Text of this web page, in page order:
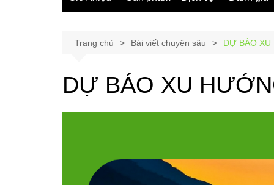
Trang chủ Bài viết chuyên sâu DỰ BÁO
DỰ BÁO XU